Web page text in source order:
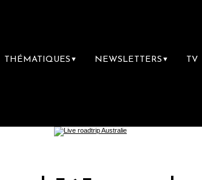
THÉMATIQUES ▼ NEWSLETTERS ▼ TV